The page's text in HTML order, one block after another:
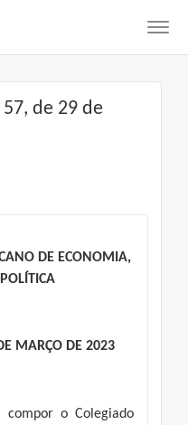
de 29 de
DE ECONOMIA,
MARÇO DE 2023
compor o Colegiado